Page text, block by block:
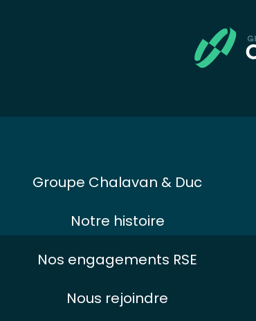
Groupe Chalavan & Duc
Notre histoire
Nos engagements RSE
Nous rejoindre